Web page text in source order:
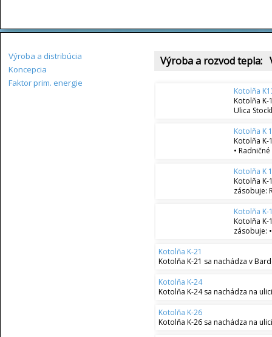
Výroba a distribúcia
Koncepcia
Faktor prim. energie
Výroba a rozvod tepla:
Kotolňa
Kotolňa K-
Ulica
Kotolňa K
Kotolňa
•
Kotolňa K
Kotolňa
zásobuje:
Kotolňa
Kotolňa
zásobuje:
Kotolňa K-21
Kotolňa K-21 sa nachádza v
Kotolňa K-24
Kotolňa K-24 sa nachádza na
Kotolňa K-26
Kotolňa K-26 sa nachádza na